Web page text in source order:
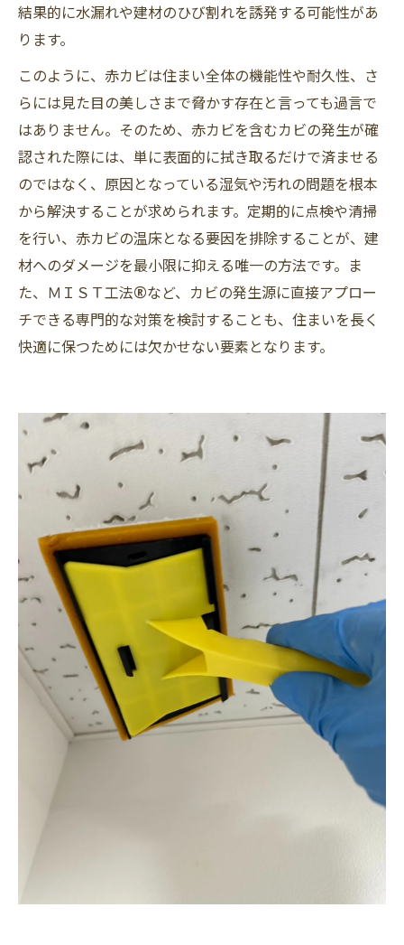
結果的に水漏れや建材のひび割れを誘発する可能性があ
ります。
このように、赤カビは住まい全体の機能性や耐久性、さ
らには見た目の美しさまで脅かす存在と言っても過言で
はありません。そのため、赤カビを含むカビの発生が確
認された際には、単に表面的に拭き取るだけで済ませる
のではなく、原因となっている湿気や汚れの問題を根本
から解決することが求められます。定期的に点検や清掃
を行い、赤カビの温床となる要因を排除することが、建
材へのダメージを最小限に抑える唯一の方法です。ま
た、ＭＩＳＴ工法®など、カビの発生源に直接アプロー
チできる専門的な対策を検討することも、住まいを長く
快適に保つためには欠かせない要素となります。